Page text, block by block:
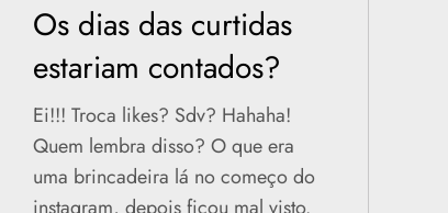
Os dias das curtidas
estariam contados?
Ei!!! Troca likes? Sdv? Hahaha!
Quem lembra disso? O que era
uma brincadeira lá no começo do